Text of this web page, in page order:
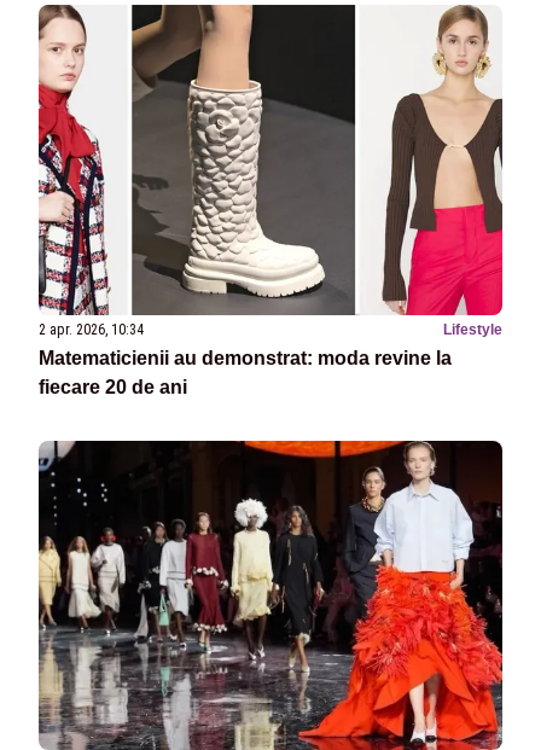
2 apr. 2026, 10:34 Lifestyle
Matematicienii au demonstrat: moda revine la
fiecare 20 de ani